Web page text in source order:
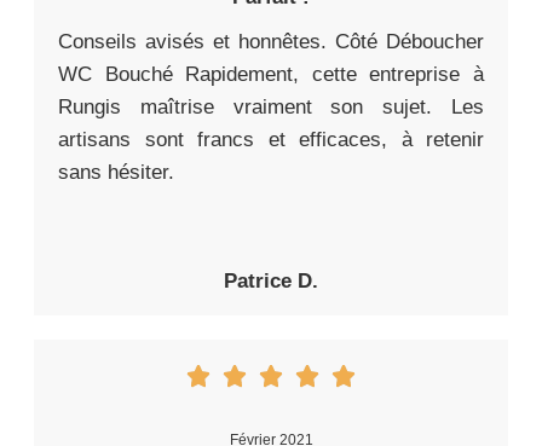
Conseils avisés et honnêtes. Côté Déboucher
WC Bouché Rapidement, cette entreprise à
Rungis maîtrise vraiment son sujet. Les
artisans sont francs et efficaces, à retenir
sans hésiter.
Patrice D.
Février 2021